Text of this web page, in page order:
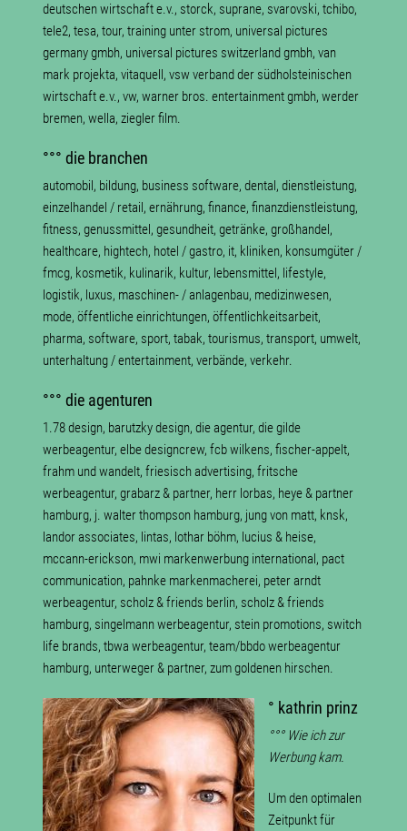
deutschen wirtschaft e.v., storck, suprane, svarovski, tchibo,
tele2, tesa, tour, training unter strom, universal pictures
germany gmbh, universal pictures switzerland gmbh, van
mark projekta, vitaquell, vsw verband der südholsteinischen
wirtschaft e.v., vw, warner bros. entertainment gmbh, werder
bremen, wella, ziegler film.
°°° die branchen
automobil, bildung, business software, dental, dienstleistung,
einzelhandel / retail, ernährung, finance, finanzdienstleistung,
fitness, genussmittel, gesundheit, getränke, großhandel,
healthcare, hightech, hotel / gastro, it, kliniken, konsumgüter /
fmcg, kosmetik, kulinarik, kultur, lebensmittel, lifestyle,
logistik, luxus, maschinen- / anlagenbau, medizinwesen,
mode, öffentliche einrichtungen, öffentlichkeitsarbeit,
pharma, software, sport, tabak, tourismus, transport, umwelt,
unterhaltung / entertainment, verbände, verkehr.
°°° die agenturen
1.78 design, barutzky design, die agentur, die gilde
werbeagentur, elbe designcrew, fcb wilkens, fischer-appelt,
frahm und wandelt, friesisch advertising, fritsche
werbeagentur, grabarz & partner, herr lorbas, heye & partner
hamburg, j. walter thompson hamburg, jung von matt, knsk,
landor associates, lintas, lothar böhm, lucius & heise,
mccann-erickson, mwi markenwerbung international, pact
communication, pahnke markenmacherei, peter arndt
werbeagentur, scholz & friends berlin, scholz & friends
hamburg, singelmann werbeagentur, stein promotions, switch
life brands, tbwa werbeagentur, team/bbdo werbeagentur
hamburg, unterweger & partner, zum goldenen hirschen.
° kathrin prinz
°°° Wie ich zur
Werbung kam.
Um den optimalen
Zeitpunkt für